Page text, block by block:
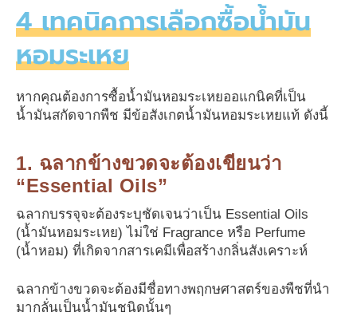
4 เทคนิคการเลือกซื้อน้ำมัน
หอมระเหย
หากคุณต้องการซื้อน้ำมันหอมระเหยออแกนิคที่เป็น
น้ำมันสกัดจากพืช มีข้อสังเกตน้ำมันหอมระเหยแท้ ดังนี้
1. ฉลากข้างขวดจะต้องเขียนว่า
“Essential Oils”
ฉลากบรรจุจะต้องระบุชัดเจนว่าเป็น Essential Oils
(น้ำมันหอมระเหย) ไม่ใช่ Fragrance หรือ Perfume
(น้ำหอม) ที่เกิดจากสารเคมีเพื่อสร้างกลิ่นสังเคราะห์
ฉลากข้างขวดจะต้องมีชื่อทางพฤกษศาสตร์ของพืชที่นำ
มากลั่นเป็นน้ำมันชนิดนั้นๆ